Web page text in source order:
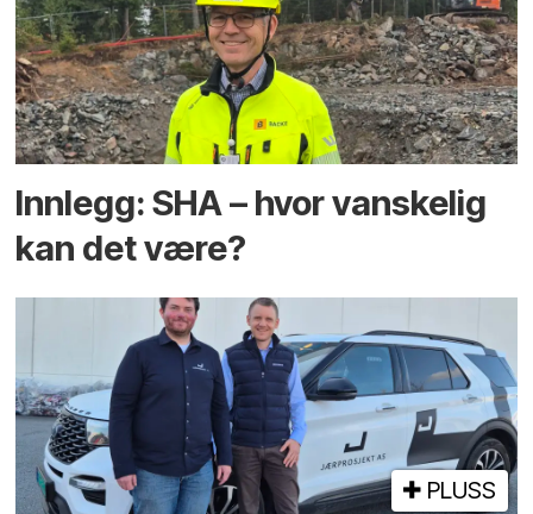
Innlegg: SHA – hvor vanskelig
kan det være?
PLUSS